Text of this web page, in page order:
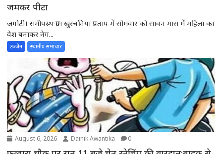
जमकर पीटा
जगोटी। समीपस्थ ग्राम खुरचनिया प्रताप में सोमवार को सावन मास में महिला का
वेश बनाकर नेग...
उज्जैन स्थानीय समाचार
August 6, 2026 Dainik Awantika 0